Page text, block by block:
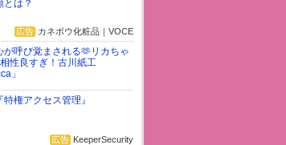
とは？
広告カネボウ化粧品｜VOCE
が呼び覚まされる🫶リカちゃ
性良すぎ！古川紙工
」
権アクセス管理』
広告KeeperSecurity